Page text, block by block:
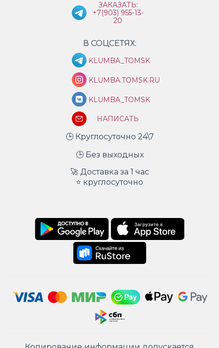
ЗАКАЗАТЬ:
+7(903) 955-13-
20
В СОЦСЕТЯХ:
KLUMBA_TOMSK
KLUMBA.TOMSK.RU
KLUMBA_TOMSK
НАПИСАТЬ
🕒 Круглосуточно 24\7
🕒 Без выходных
🚀 Доставка за 1 час
⭐ круглосуточно